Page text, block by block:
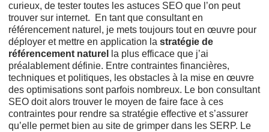
curieux, de tester toutes les astuces SEO que l’on peut
trouver sur internet. En tant que consultant en
référencement naturel, je mets toujours tout en œuvre pour
déployer et mettre en application lastratégie de
référencement naturel
la plus efficace que j’ai
préalablement définie. Entre contraintes financières,
techniques et politiques, les obstacles à la mise en œuvre
des optimisations sont parfois nombreux. Le bon consultant
SEO doit alors trouver le moyen de faire face à ces
contraintes pour rendre sa stratégie effective et s’assurer
qu’elle permet bien au site de grimper dans les SERP. Le